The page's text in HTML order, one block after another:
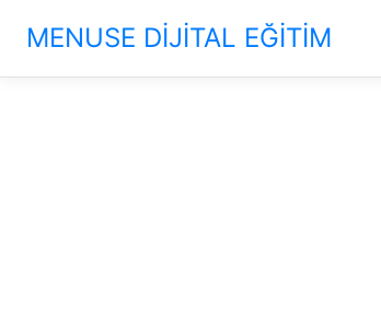
MENUSE DİJİTAL EĞİTİM